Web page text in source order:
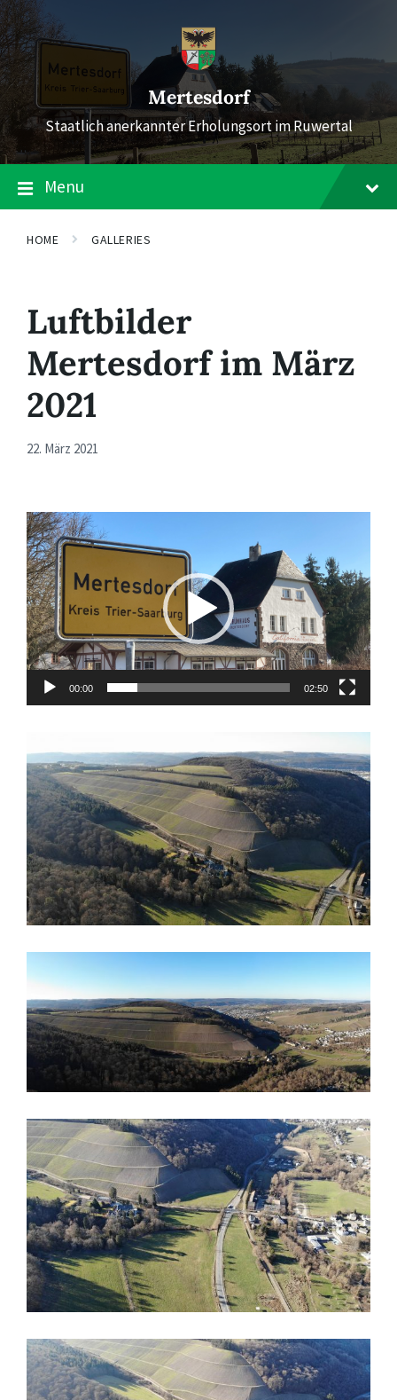
Skip
to
content
Skip
to
main
navigation
Skip
to
footer
Mertesdorf
Staatlich anerkannter Erholungsort im Ruwertal
Menu
HOME GALLERIES
Luftbilder
Mertesdorf im März
2021
22. März 2021
Video-
Player
00:00 02:50